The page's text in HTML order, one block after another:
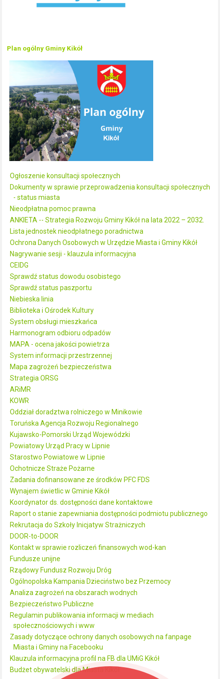
Plan ogólny Gminy Kikół
Ogłoszenie konsultacji społecznych
Dokumenty w sprawie przeprowadzenia konsultacji społecznych
- status miasta
Nieodpłatna pomoc prawna
ANKIETA -- Strategia Rozwoju Gminy Kikół na lata 2022 – 2032.
Lista jednostek nieodpłatnego poradnictwa
Ochrona Danych Osobowych w Urzędzie Miasta i Gminy Kikół
Nagrywanie sesji - klauzula informacyjna
CEIDG
Sprawdź status dowodu osobistego
Sprawdź status paszportu
Niebieska linia
Biblioteka i Ośrodek Kultury
System obsługi mieszkańca
Harmonogram odbioru odpadów
MAPA - ocena jakości powietrza
System informacji przestrzennej
Mapa zagrożeń bezpieczeństwa
Strategia ORSG
ARiMR
KOWR
Oddział doradztwa rolniczego w Minikowie
Toruńska Agencja Rozwoju Regionalnego
Kujawsko-Pomorski Urząd Wojewódzki
Powiatowy Urząd Pracy w Lipnie
Starostwo Powiatowe w Lipnie
Ochotnicze Straże Pożarne
Zadania dofinansowane ze środków PFC FDS
Wynajem świetlic w Gminie Kikół
Koordynator ds. dostępności dane kontaktowe
Raport o stanie zapewniania dostępności podmiotu publicznego
Rekrutacja do Szkoły Inicjatyw Strażniczych
DOOR-to-DOOR
Kontakt w sprawie rozliczeń finansowych wod-kan
Fundusze unijne
Rządowy Fundusz Rozwoju Dróg
Ogólnopolska Kampania Dzieciństwo bez Przemocy
Analiza zagrożeń na obszarach wodnych
Bezpieczeństwo Publiczne
Regulamin publikowania informacji w mediach
społecznościowych i www
Zasady dotyczące ochrony danych osobowych na fanpage
Miasta i Gminy na Facebooku
Klauzula informacyjna profil na FB dla UMiG Kikół
Budżet obywatelski dla Miasta Kikół